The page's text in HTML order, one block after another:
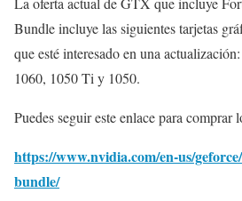
Bundle incluye las siguientes tarjetas
que esté interesado en una
1060, 1050 Ti y 1050.
Puedes seguir este enlace para comprar
https://www.nvidia.com/en-us/
bundle/